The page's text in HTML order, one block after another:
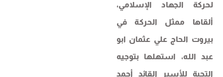
لحركة الجهاد الإسلامي،
ألقاها ممثل الحركة في
بيروت الحاج علي عثمان ابو
عبد الله، استهلها بتوجيه
التحية للأسير القائد أحمد